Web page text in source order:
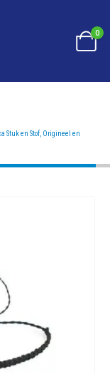
0
STUK EN STOF,
Stuk en Stof, Origineel en